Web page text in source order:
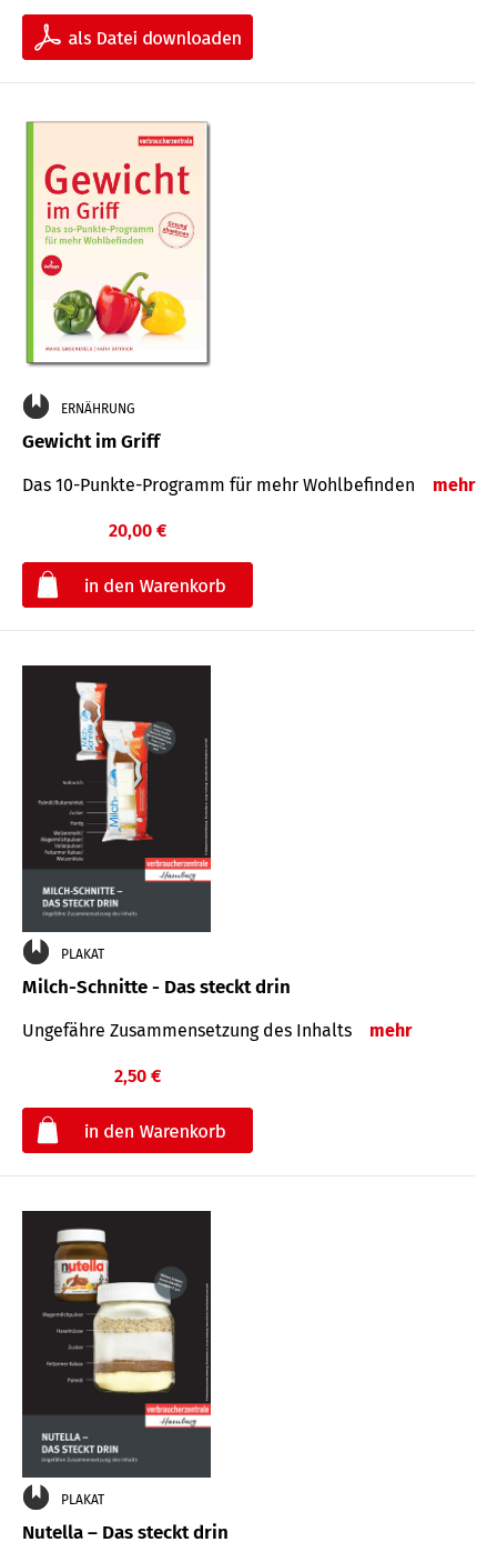
ERNÄHRUNG
Gewicht im Griff
Das 10-Punkte-Programm für mehr Wohlbefinden mehr
20,00 €
PLAKAT
Milch-Schnitte - Das steckt drin
Ungefähre Zu­sammen­setzung des Inhalts mehr
2,50 €
PLAKAT
Nutella – Das steckt drin